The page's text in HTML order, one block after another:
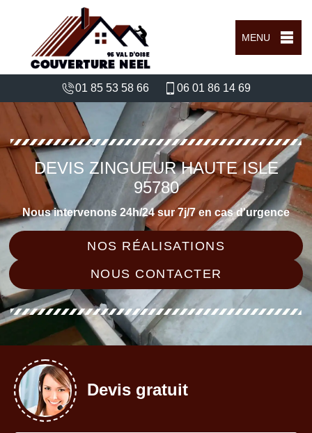
MENU
01 85 53 58 66 06 01 86 14 69
DEVIS ZINGUEUR HAUTE ISLE
95780
Nous intervenons 24h/24 sur 7j/7 en cas d'urgence
NOS RÉALISATIONS
NOUS CONTACTER
Devis gratuit